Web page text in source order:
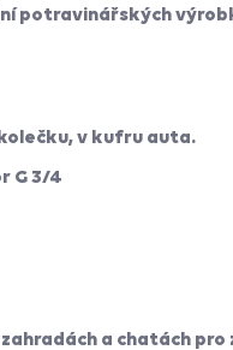
potravinářských
v kufru auta.
G 3/4
a chatách